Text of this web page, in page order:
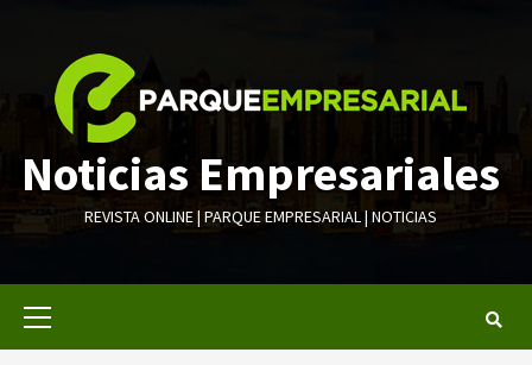
contenido
Noticias Empresariales
REVISTA ONLINE | PARQUE EMPRESARIAL | NOTICIAS